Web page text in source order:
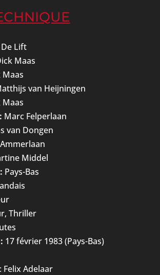
De Lift
Maas
Maas
van Heijningen
Maas
Marc Felperlaan
van Dongen
Middel
Pays-Bas
Thriller
17 février 1983 (Pays-Bas)
Felix Adelaar